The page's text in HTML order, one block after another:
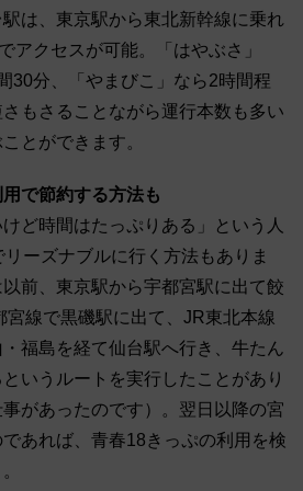
は、東京駅から東北新幹線に乗れ
アクセスが可能。「はやぶさ」
30分、「やまびこ」なら2時間程
もさることながら運行本数も多い
とができます。
で節約する方法も
ど時間はたっぷりある」という人
ーズナブルに行く方法もありま
前、東京駅から宇都宮駅に出て餃
線で黒磯駅に出て、JR東北本線
福島を経て仙台駅へ行き、牛たん
いうルートを実行したことがあり
があったのです）。翌日以降の宮
あれば、青春18きっぷの利用を検